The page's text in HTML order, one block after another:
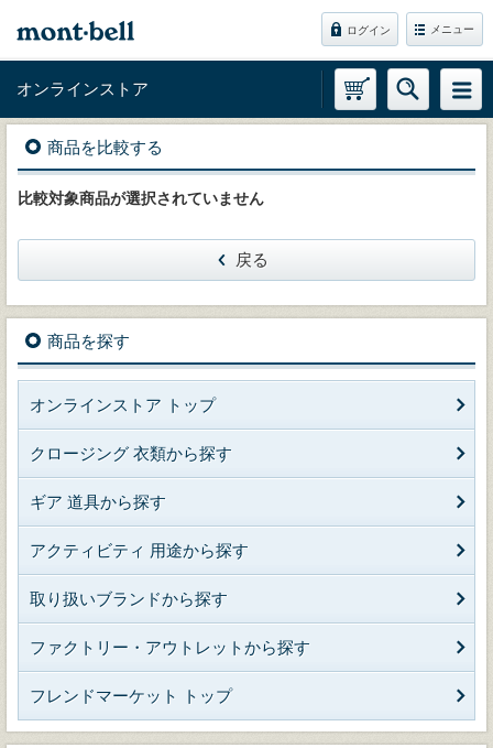
ログイン メニュー
オンラインストア
商品を比較する
比較対象商品が選択されていません
戻る
商品を探す
オンラインストア トップ
クロージング 衣類から探す
ギア 道具から探す
アクティビティ 用途から探す
取り扱いブランドから探す
ファクトリー・アウトレットから探す
フレンドマーケット トップ